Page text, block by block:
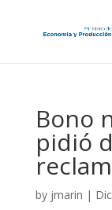
Bono
pidió
by jmarin |